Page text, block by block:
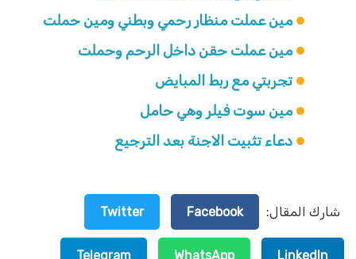
مين عملت منظار رحمي وبطني ومين حملت
مين عملت حقن داخل الرحم وحملت
تجربتي مع ربط المبايض
مين سوت فيلر وهي حامل
دعاء تثبيت الاجنة بعد الترجيع
شارك المقال: Facebook
Twitter
LinkedIn
WhatsApp
Telegram